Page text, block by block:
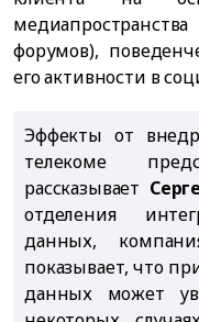
форумов),
его активности в
Эффекты от
телекоме
рассказывает
отделения
данных,
показывает, что
данных может